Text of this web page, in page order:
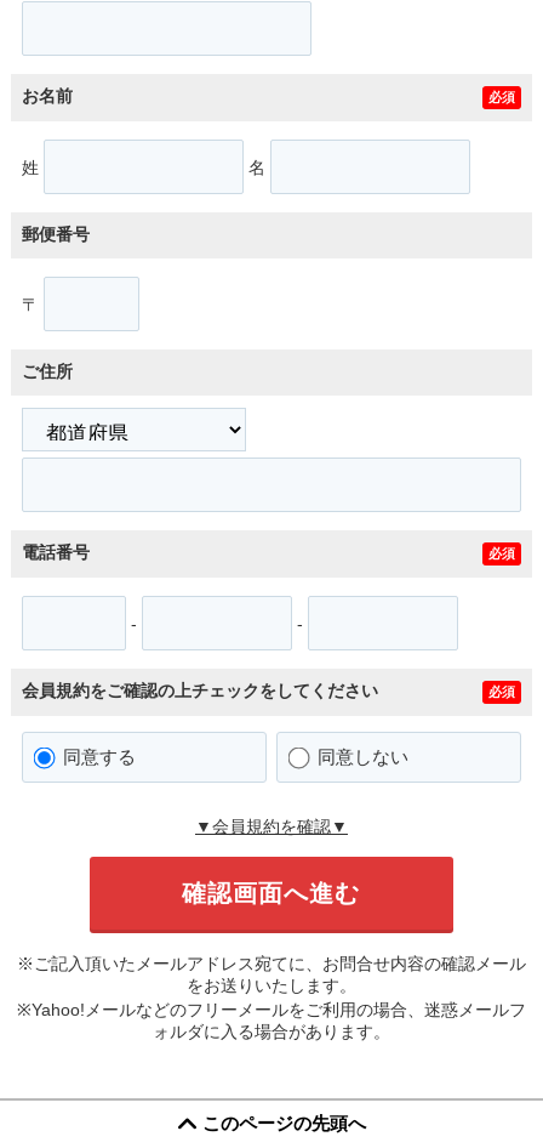
お名前 必須
姓 名
郵便番号
〒
ご住所
電話番号 必須
- -
会員規約をご確認の上チェックをしてください 必須
同意する 同意しない
▼会員規約を確認▼
※ご記入頂いたメールアドレス宛てに、お問合せ内容の確認メール
をお送りいたします。
※Yahoo!メールなどのフリーメールをご利用の場合、迷惑メールフ
ォルダに入る場合があります。
このページの先頭へ